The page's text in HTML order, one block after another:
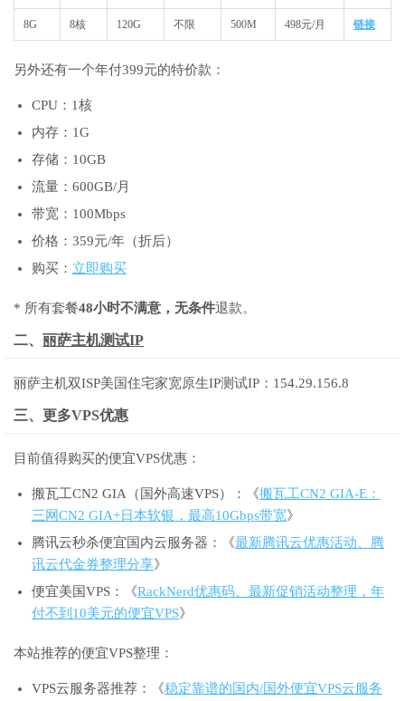
8G 8核 120G 不限 500M 498元/月 链接
另外还有一个年付399元的特价款：
CPU：1核
内存：1G
存储：10GB
流量：600GB/月
带宽：100Mbps
价格：359元/年（折后）
购买： 立即购买
* 所有套餐48小时不满意，无条件退款。
二、 丽萨主机测试IP
丽萨主机双ISP美国住宅家宽原生IP测试IP：154.29.156.8
三、更多VPS优惠
目前值得购买的便宜VPS优惠：
搬瓦工CN2 GIA（国外高速VPS）：《搬瓦工CN2 GIA-E：
三网CN2 GIA+日本软银，最高10Gbps带宽》
腾讯云秒杀便宜国内云服务器：《最新腾讯云优惠活动、腾
讯云代金券整理分享》
便宜美国VPS：《RackNerd优惠码、最新促销活动整理，年
付不到10美元的便宜VPS》
本站推荐的便宜VPS整理：
VPS云服务器推荐：《稳定靠谱的国内/国外便宜VPS云服务